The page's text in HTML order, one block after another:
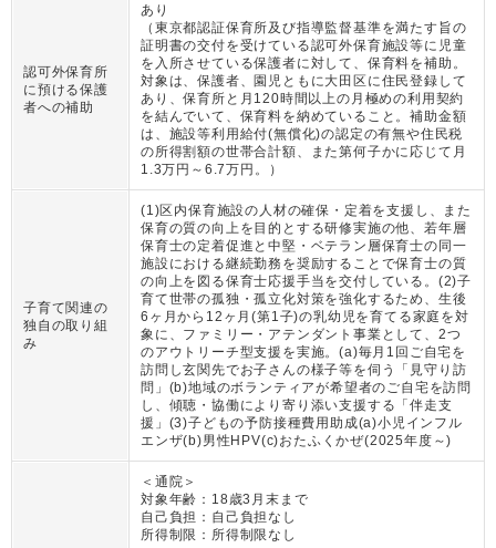
認可外保育所
に預ける保護
者への補助
あり
（ 東京都認証保育所及び指導監督基準を満たす旨の
証明書の交付を受けている認可外保育施設等に児童
を入所させている保護者に対して、保育料を補助。
対象は、保護者、園児ともに大田区に住民登録して
あり、保育所と月120時間以上の月極めの利用契約
を結んでいて、保育料を納めていること。補助金額
は、施設等利用給付(無償化)の認定の有無や住民税
の所得割額の世帯合計額、また第何子かに応じて月
1.3万円～6.7万円。
）
子育て関連の
独自の取り組
み
(1)区内保育施設の人材の確保・定着を支援し、また
保育の質の向上を目的とする研修実施の他、若年層
保育士の定着促進と中堅・ベテラン層保育士の同一
施設における継続勤務を奨励することで保育士の質
の向上を図る保育士応援手当を交付している。(2)子
育て世帯の孤独・孤立化対策を強化するため、生後
6ヶ月から12ヶ月(第1子)の乳幼児を育てる家庭を対
象に、ファミリー・アテンダント事業として、2つ
のアウトリーチ型支援を実施。(a)毎月1回ご自宅を
訪問し玄関先でお子さんの様子等を伺う「見守り訪
問」(b)地域のボランティアが希望者のご自宅を訪問
し、傾聴・協働により寄り添い支援する「伴走支
援」(3)子どもの予防接種費用助成(a)小児インフル
エンザ(b)男性HPV(c)おたふくかぜ(2025年度～)
＜通院＞
対象年齢： 18歳3月末まで
自己負担： 自己負担なし
所得制限： 所得制限なし